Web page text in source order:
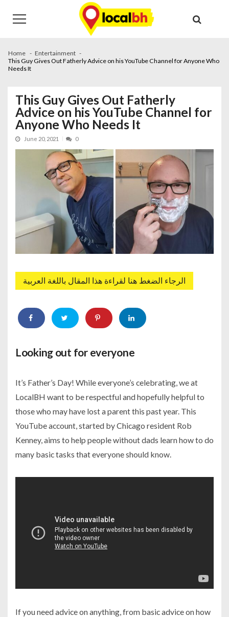
navigation
content
Home
Entertainment
This Guy Gives Out Fatherly Advice on his YouTube Channel for Anyone Who
Needs It
This Guy Gives Out Fatherly
Advice on his YouTube Channel for
Anyone Who Needs It
June 20, 2021 0
الرجاء الضغط هنا لقراءة هذا المقال باللغة العربية
Looking out for everyone
It’s Father’s Day! While everyone’s celebrating, we at
LocalBH want to be respectful and hopefully helpful to
those who may have lost a parent this past year. This
YouTube account, started by Chicago resident Rob
Kenney, aims to help people without dads learn how to do
many basic tasks that everyone should know.
If you need advice on anything, from basic advice on how